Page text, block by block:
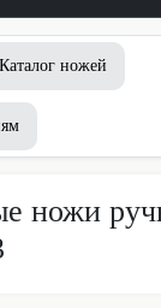
Каталог ножей
ножи